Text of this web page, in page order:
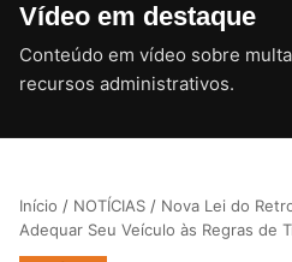
Vídeo em destaque
Conteúdo em vídeo sobre
recursos administrativos.
CLIQUE PARA
Início / NOTÍCIAS / Nova Lei do
Adequar Seu Veículo às Regras de